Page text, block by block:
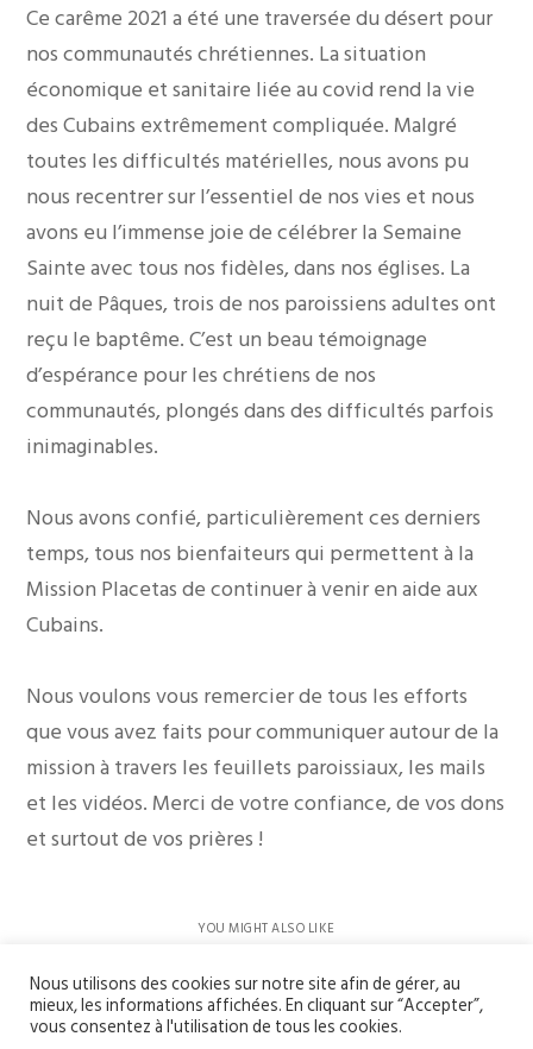
Ce carême 2021 a été une traversée du désert pour
nos communautés chrétiennes. La situation
économique et sanitaire liée au covid rend la vie
des Cubains extrêmement compliquée. Malgré
toutes les difficultés matérielles, nous avons pu
nous recentrer sur l’essentiel de nos vies et nous
avons eu l’immense joie de célébrer la Semaine
Sainte avec tous nos fidèles, dans nos églises. La
nuit de Pâques, trois de nos paroissiens adultes ont
reçu le baptême. C’est un beau témoignage
d’espérance pour les chrétiens de nos
communautés, plongés dans des difficultés parfois
inimaginables.
Nous avons confié, particulièrement ces derniers
temps, tous nos bienfaiteurs qui permettent à la
Mission Placetas de continuer à venir en aide aux
Cubains.
Nous voulons vous remercier de tous les efforts
que vous avez faits pour communiquer autour de la
mission à travers les feuillets paroissiaux, les mails
et les vidéos. Merci de votre confiance, de vos dons
et surtout de vos prières !
YOU MIGHT ALSO LIKE
Seigneur merci !
Nous utilisons des cookies sur notre site afin de gérer, au
mieux, les informations affichées. En cliquant sur “Accepter”,
vous consentez à l'utilisation de tous les cookies.